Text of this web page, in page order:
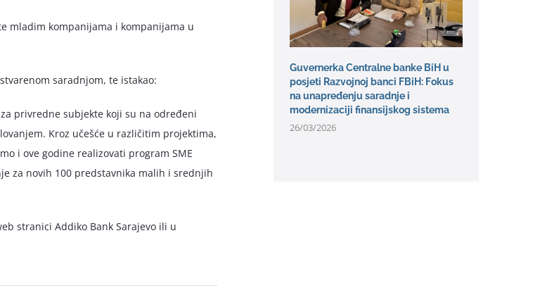
mladim kompanijama i kompanijama u
saradnjom, te istakao:
privredne subjekte koji su na određeni
Kroz učešće u različitim projektima,
i ove godine realizovati program SME
za novih 100 predstavnika malih i srednjih
stranici Addiko Bank Sarajevo ili u
Guvernerka Centralne banke BiH u
posjeti Razvojnoj banci FBiH: Fokus
na unapređenju saradnje i
modernizaciji finansijskog sistema
26/03/2026